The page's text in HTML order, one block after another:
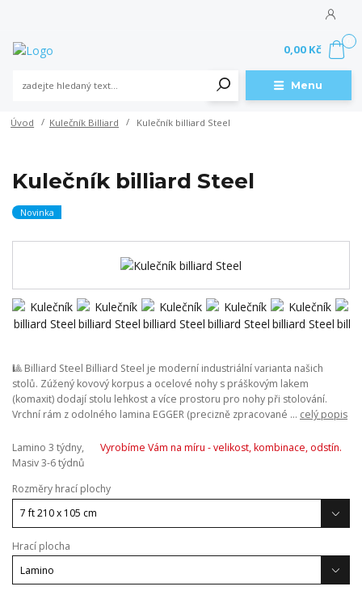
Menu
0,00 Kč
Úvod Kulečník Billiard Kulečník billiard Steel
Kulečník billiard Steel
Novinka
🎱 Billiard Steel Billiard Steel je moderní industriální varianta našich
stolů. Zúžený kovový korpus a ocelové nohy s práškovým lakem
(komaxit) dodají stolu lehkost a více prostoru pro nohy při stolování.
Vrchní rám z odolného lamina EGGER (precizně zpracované ... celý popis
Lamino 3 týdny,
Masiv 3-6 týdnů
Vyrobíme Vám na míru - velikost, kombinace, odstín.
Rozměry hrací plochy
Hrací plocha